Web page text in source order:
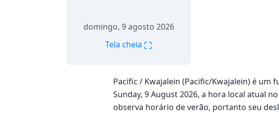
domingo, 9 agosto 2026
Tela cheia ⛶
Pacific / Kwajalein (Pacific/Kwajalein) é um
Sunday, 9 August 2026, a hora local atual
observa horário de verão, portanto seu